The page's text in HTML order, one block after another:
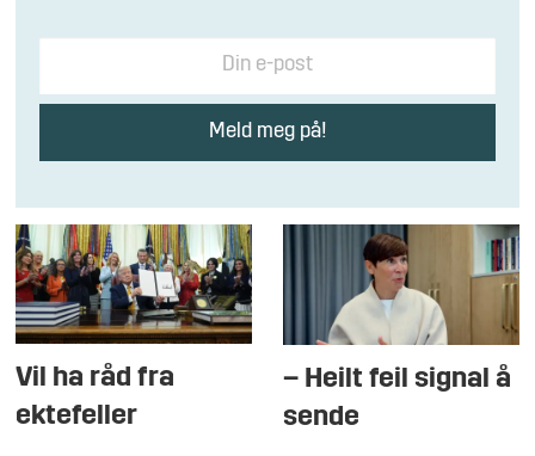
Vil ha råd fra
ektefeller
– Heilt feil signal å
sende